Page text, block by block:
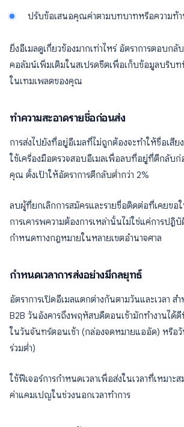
ปรับข้อเสนอคุณค่าตามบทบาทหรือความท้า
ยิ่งอีเมลดูเกี่ยวข้องมากเท่าไหร่ อัตราการตอบกลั
คอลัมน์เพิ่มเติมในสเปรดชีตเพื่อเก็บข้อมูลบริบท
ในเทมเพลตของคุณ
ทำความสะอาดรายชื่อก่อนส่ง
การส่งไปยังที่อยู่อีเมลที่ไม่ถูกต้องจะทำให้ชื่อเสี
ใช้เครื่องมือตรวจสอบอีเมลเพื่อลบที่อยู่ที่ตีกลับ
คุณ ตั้งเป้าให้อัตราการตีกลับต่ำกว่า 2%
ลบผู้ที่ยกเลิกการสมัครและรายชื่อติดต่อที่เคยขอ
การเคารพความต้องการเหล่านั้นไม่ใช่แค่การปฏิ
กำหนดทางกฎหมายในหลายเขตอำนาจศาล
กำหนดเวลาการส่งอย่างมีกลยุทธ์
อัตราการเปิดอีเมลแตกต่างกันตามวันและเวลา ส
B2B วันอังคารถึงพฤหัสบดีตอนเช้ามักทำงานได้ดี
ในวันจันทร์ตอนเช้า (กล่องจดหมายแออัด) หรือ
ร่วมต่ำ)
ใช้ฟีเจอร์การกำหนดเวลาเพื่อส่งในเวลาที่เหมา
ค่าแคมเปญในช่วงนอกเวลาทำการ